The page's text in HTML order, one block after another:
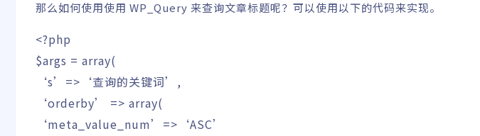
那么如何使用使用 WP_Query 来查询文章标题呢？可以使用以下的代码来实现。
<?php
$args = array(
‘s’ => ‘查询的关键词’ ,
‘orderby’
=> array(
‘meta_value_num’ => ‘ASC’